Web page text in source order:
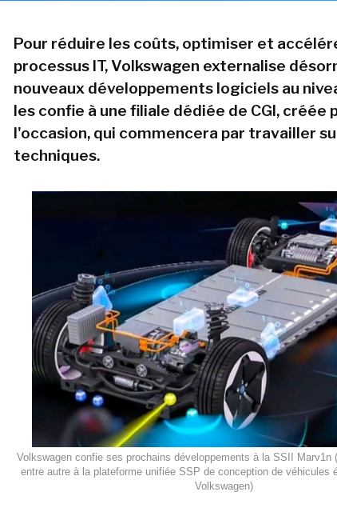
Pour réduire les coûts, optimiser et
processus IT, Volkswagen externalise
nouveaux développements logiciels au
les confie à une filiale dédiée de CGI, créée
l'occasion, qui commencera par travailler
techniques.
Volkswagen confie ses prochains développements à la SSII Marv1n
entre autre à la plateforme unifiée SSP de conception de véhicules
Volkswagen)